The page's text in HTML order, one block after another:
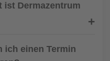
ist Dermazentrum
ich einen Termin